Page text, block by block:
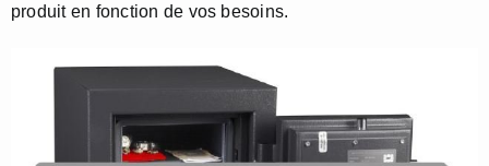
produit en fonction de vos besoins.